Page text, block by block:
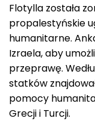
Flotylla została
propalestyńskie
humanitarne.
Izraela, aby
przeprawę.
statków
pomocy
Grecji i Turcji.